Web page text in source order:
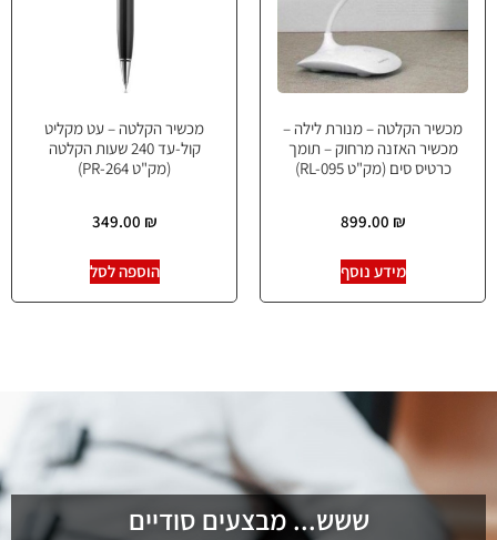
מכשיר הקלטה – מנורת לילה –
מכשיר האזנה מרחוק – תומך
כרטיס סים (מק"ט RL-095)
899.00 ₪
מידע נוסף
מכשיר הקלטה – עט מקליט
קול-עד 240 שעות הקלטה
(מק"ט PR-264)
349.00 ₪
הוספה לסל
ששש... מבצעים סודיים